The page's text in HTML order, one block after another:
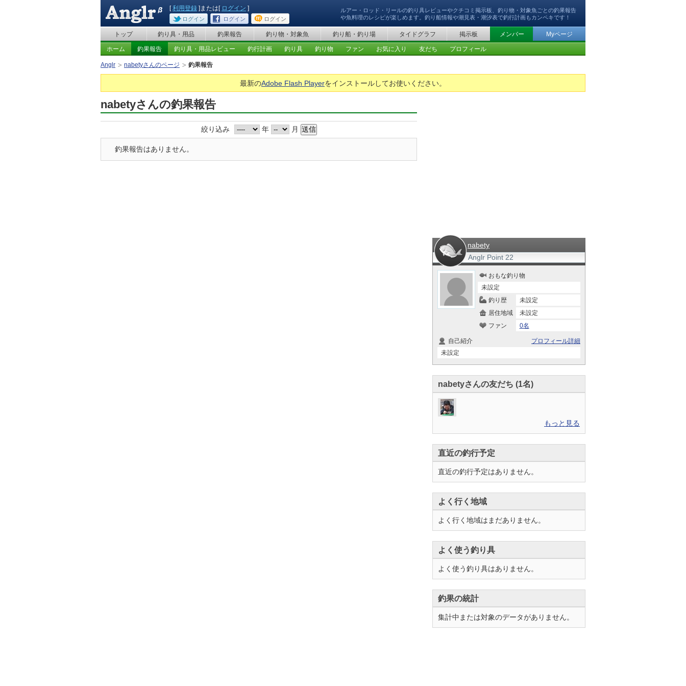
ルアー・ロッド・リールの釣り具レビューやクチコミ掲示板、釣り物・対象魚ごとの釣果報告
や魚料理のレシピが楽しめます。釣り船情報や潮見表・潮汐表で釣行計画もカンペキです！
[利用登録 ]または[ ログイン ]
ログイン ログイン ログイン
トップ 釣り具・用品 釣果報告 釣り物・対象魚 釣り船・釣り場 タイドグラフ 掲示板 メンバー Myページ
ホーム 釣果報告 釣り具・用品レビュー 釣行計画 釣り具 釣り物 ファン お気に入り 友だち プロフィール
Anglr nabetyさんのページ 釣果報告
最新のAdobe Flash Playerをインストールしてお使いください。
nabetyさんの釣果報告
絞り込み 年 月
釣果報告はありません。
nabety
Anglr Point 22
おもな釣り物
未設定
釣り歴
未設定
居住地域
未設定
ファン
0名
プロフィール詳細
自己紹介
未設定
nabetyさんの友だち (1名)
もっと見る
直近の釣行予定
直近の釣行予定はありません。
よく行く地域
よく行く地域はまだありません。
よく使う釣り具
よく使う釣り具はありません。
釣果の統計
集計中または対象のデータがありません。